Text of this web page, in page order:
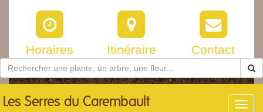
Horaires Itinéraire Contact
Les Serres du Carembault